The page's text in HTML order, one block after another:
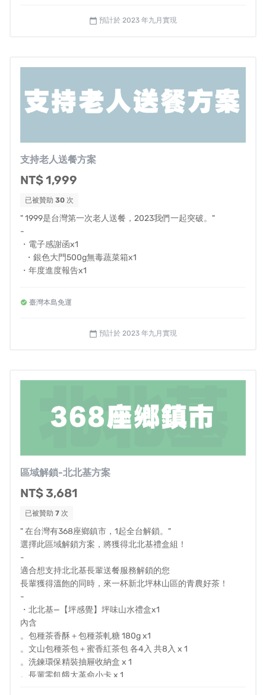
轄、13縣），
☑︎ 優先盤點在地送餐單位資源
☑︎ 與當地單位合作：地方政府、在地NPO、醫院、
作單位共同規劃『補足缺口』
☑︎ 全台啟動送餐服務
✦協助數位轉型| 每年30間NPO、解放社工1年
45000分鐘
幫助在地NPO（非營利組織）提升工作效率擴大服務量能
減輕服務負擔，甚至幫助非營利組織單位可以開始服務自
續。
| 每週1小時，實踐心靈溫飽
日餐桌』，將培訓之無家者投入送餐大使、關懷大使的工
作，增加就業機會。
衛教知識陪伴、產學到府合作
✦政策倡議| 改善補助條件，以利民間落實送餐服務
如果今天在送餐補助上是合理、合宜的，事實上很難會面
臨全台全面缺工問題，銀色大門近幾年除了落實第一線服
務以外，也致力於搜集各間當地執行送餐單位之困境，不
外乎是補助不足、款項撥款週期過長等問題。
在與相關社福團體交流過程中也發現，老人送餐服務在社
政及衛政體系都有相關資源挹注，但鎖定的對象群與送餐
的政策目的也不盡相同，因此也導致雖然都是送餐卻有不
同的實施與補助策略，在有需求的老人部份得面對不同的
審查制度，甚至無法獲得相應需求的服務，而承接的單位
calendar_today 預計於 2023 年九月實現
支持老人送餐方案
NT$ 1,999
已被贊助 30 次
" 1999是台灣第一次老人送餐，2023我們一起突破。"
-
・電子感謝函x1
・銀色大門500g無毒蔬菜箱x1
・年度進度報告x1
臺灣本島免運
calendar_today 預計於 2023 年九月實現
區域解鎖-北北基方案
NT$ 3,681
已被贊助 7 次
" 在台灣有368座鄉鎮市，1起全台解鎖。"
選擇此區域解鎖方案，將獲得北北基禮盒組！
-
適合想支持北北基長輩送餐服務解鎖的您
長輩獲得溫飽的同時，來一杯新北坪林山區的青農好茶！
-
・北北基—【坪感覺】坪味山水禮盒x1
內含
。包種茶香酥＋包種茶軋糖 180g x1
。文山包種茶包＋蜜香紅茶包 各4入 共8入 x 1
。洗鍊環保精裝抽屜收納盒 x 1
。長輩零飢餓大革命小卡 x 1